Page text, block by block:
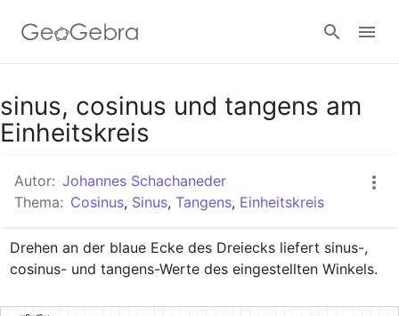
Google Classroom
sinus, cosinus und tangens am
Einheitskreis
Autor: Johannes Schachaneder
Thema: Cosinus, Sinus, Tangens, Einheitskreis
Drehen an der blaue Ecke des Dreiecks liefert sinus-,
cosinus- und tangens-Werte des eingestellten Winkels.